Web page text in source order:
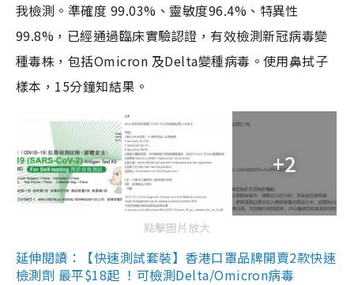
我檢測。準確度 99.03%、靈敏度96.4%、特異性
99.8%，已經通過臨床實驗認證，有效檢測新冠病毒變
種毒株，包括Omicron 及Delta變種病毒。使用鼻拭子
樣本，15分鐘知結果。
+2
點擊圖片放大
延伸閱讀：【快速測試套裝】香港口罩品牌開賣2款快速
檢測劑 最平$18起 ！可檢測Delta/Omicron病毒